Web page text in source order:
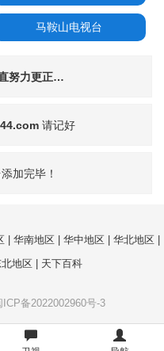
马鞍山电视台
努力更正…
请记好
加完毕！
华南地区 华中地区 华北地区
北地区 天下百科
ICP备2022002960号-3